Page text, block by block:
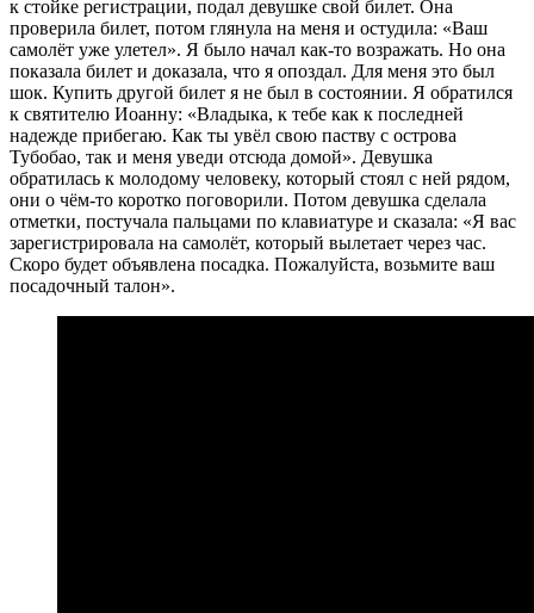
к стойке регистрации, подал девушке свой билет. Она
проверила билет, потом глянула на меня и остудила: «Ваш
самолёт уже улетел». Я было начал как-то возражать. Но она
показала билет и доказала, что я опоздал. Для меня это был
шок. Купить другой билет я не был в состоянии. Я обратился
к святителю Иоанну: «Владыка, к тебе как к последней
надежде прибегаю. Как ты увёл свою паству с острова
Тубобао, так и меня уведи отсюда домой». Девушка
обратилась к молодому человеку, который стоял с ней рядом,
они о чём-то коротко поговорили. Потом девушка сделала
отметки, постучала пальцами по клавиатуре и сказала: «Я вас
зарегистрировала на самолёт, который вылетает через час.
Скоро будет объявлена посадка. Пожалуйста, возьмите ваш
посадочный талон».